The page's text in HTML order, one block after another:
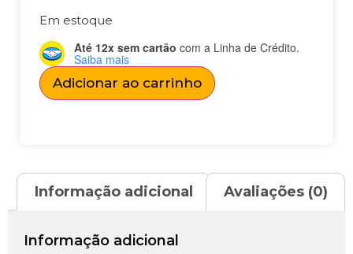
Em estoque
Até 12x sem cartão com a Linha de Crédito.
Saiba mais
Adicionar ao carrinho
Informação adicional Avaliações (0)
Informação adicional